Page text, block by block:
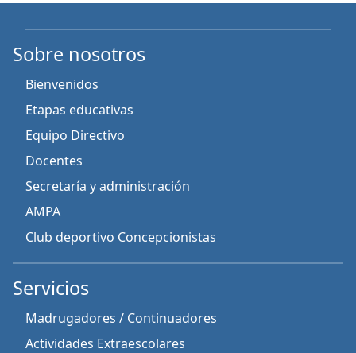
Sobre nosotros
Bienvenidos
Etapas educativas
Equipo Directivo
Docentes
Secretaría y administración
AMPA
Club deportivo Concepcionistas
Servicios
Madrugadores / Continuadores
Actividades Extraescolares